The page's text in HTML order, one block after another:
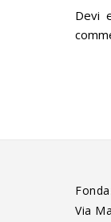
Devi
Via